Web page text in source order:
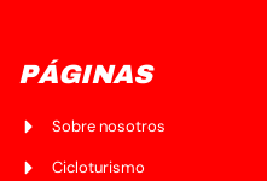
PÁGINAS
Sobre nosotros
Cicloturismo